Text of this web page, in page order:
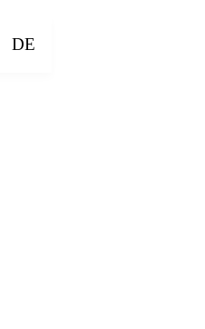
DE